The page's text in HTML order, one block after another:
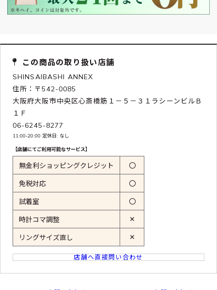
この商品の取り扱い店舗
SHINSAIBASHI ANNEX
住所：〒542-0085
大阪府大阪市中央区心斎橋筋１－５－３１ラシーンビルＢ
１Ｆ
06-6245-8277
11:00-20:00 定休日: なし
【店舗にてご利用可能なサービス】
無金利ショッピングクレジット 〇
免税対応 〇
試着室 〇
時計コマ調整 ✕
リングサイズ直し ✕
店舗へ直接問い合わせ